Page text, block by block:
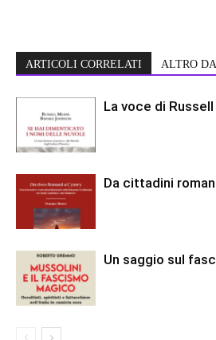
ARTICOLI CORRELATI ALTRO
La voce di
Da cittadini
Un saggio sul